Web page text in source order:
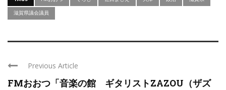
滋賀県議会議員
Previous Article
FMおおつ「音楽の館 ギタリストZAZOU（ザズ